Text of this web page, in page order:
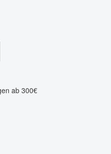
ab 300€